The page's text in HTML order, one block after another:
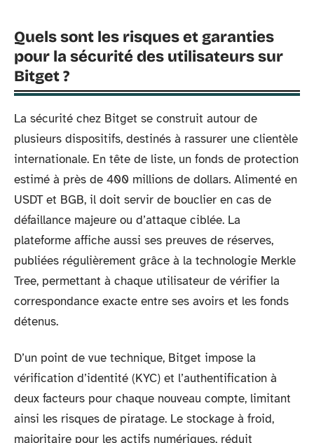
Quels sont les risques et garanties
pour la sécurité des utilisateurs sur
Bitget ?
La sécurité chez Bitget se construit autour de
plusieurs dispositifs, destinés à rassurer une clientèle
internationale. En tête de liste, un fonds de protection
estimé à près de 400 millions de dollars. Alimenté en
USDT et BGB, il doit servir de bouclier en cas de
défaillance majeure ou d’attaque ciblée. La
plateforme affiche aussi ses preuves de réserves,
publiées régulièrement grâce à la technologie Merkle
Tree, permettant à chaque utilisateur de vérifier la
correspondance exacte entre ses avoirs et les fonds
détenus.
D’un point de vue technique, Bitget impose la
vérification d’identité (KYC) et l’authentification à
deux facteurs pour chaque nouveau compte, limitant
ainsi les risques de piratage. Le stockage à froid,
majoritaire pour les actifs numériques, réduit